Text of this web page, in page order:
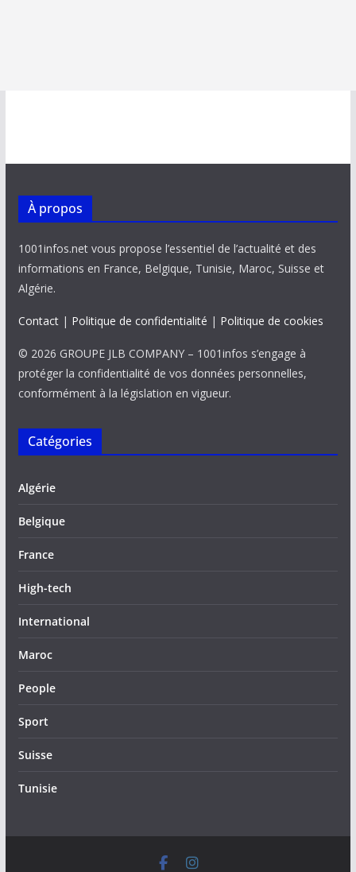
À propos
1001infos.net vous propose l’essentiel de l’actualité et des
informations en France, Belgique, Tunisie, Maroc, Suisse et
Algérie.
Contact| Politique de confidentialité | Politique de cookies
© 2026 GROUPE JLB COMPANY – 1001infos s’engage à
protéger la confidentialité de vos données personnelles,
conformément à la législation en vigueur.
Catégories
Algérie
Belgique
France
High-tech
International
Maroc
People
Sport
Suisse
Tunisie